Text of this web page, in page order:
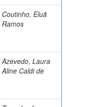
Coutinho, Eluã
Ramos
Azevedo, Laura
Aline Caldi de